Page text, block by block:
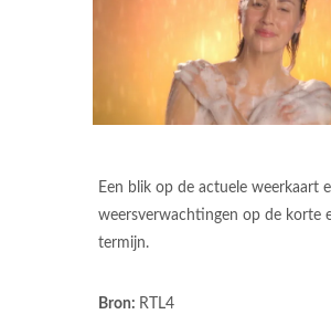
Een blik op de actuele weerkaart
weersverwachtingen op de korte
termijn.
Bron: RTL4